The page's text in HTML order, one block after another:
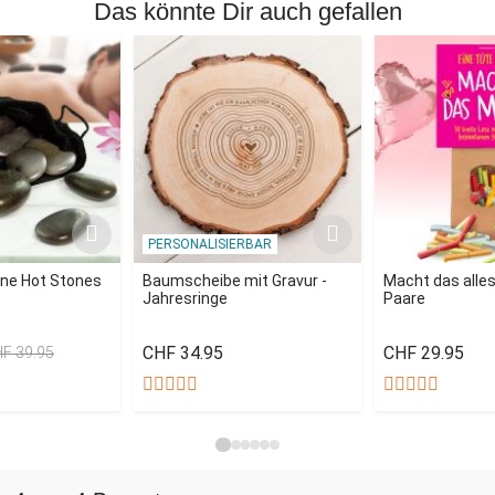
Das könnte Dir auch gefallen
Hot Stones
39.95
PERSONALISIERBAR
Baumscheibe mit Gravur -
Jahresringe
CHF 34.95
Macht das
Paare
CHF 29.95